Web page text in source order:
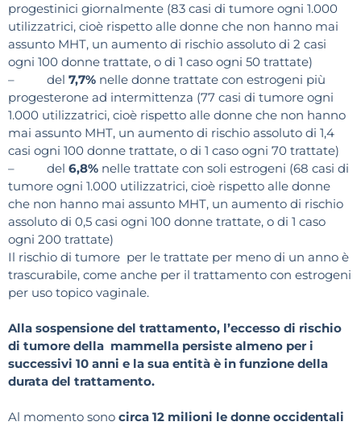
progestinici giornalmente (83 casi di tumore ogni 1.000
utilizzatrici, cioè rispetto alle donne che non hanno mai
assunto MHT, un aumento di rischio assoluto di 2 casi
ogni 100 donne trattate, o di 1 caso ogni 50 trattate)
– del 7,7% nelle donne trattate con estrogeni più
progesterone ad intermittenza (77 casi di tumore ogni
1.000 utilizzatrici, cioè rispetto alle donne che non hanno
mai assunto MHT, un aumento di rischio assoluto di 1,4
casi ogni 100 donne trattate, o di 1 caso ogni 70 trattate)
– del 6,8% nelle trattate con soli estrogeni (68 casi di
tumore ogni 1.000 utilizzatrici, cioè rispetto alle donne
che non hanno mai assunto MHT, un aumento di rischio
assoluto di 0,5 casi ogni 100 donne trattate, o di 1 caso
ogni 200 trattate)
Il rischio di tumore per le trattate per meno di un anno è
trascurabile, come anche per il trattamento con estrogeni
per uso topico vaginale.
Alla sospensione del trattamento, l’eccesso di rischio
di tumore della mammella persiste almeno per i
successivi 10 anni e la sua entità è in funzione della
durata del trattamento.
Al momento sono circa 12 milioni le donne occidentali